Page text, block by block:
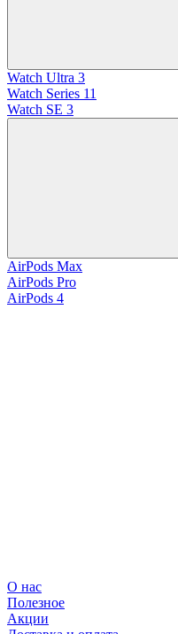
Watch Ultra 3
Watch Series 11
Watch SE 3
AirPods Max
AirPods Pro
AirPods 4
О нас
Полезное
Акции